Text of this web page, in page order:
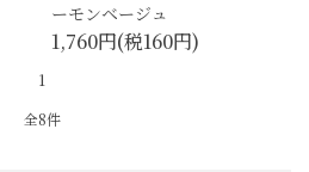
ーモンベージュ
1,760円(税160円)
1
全8件